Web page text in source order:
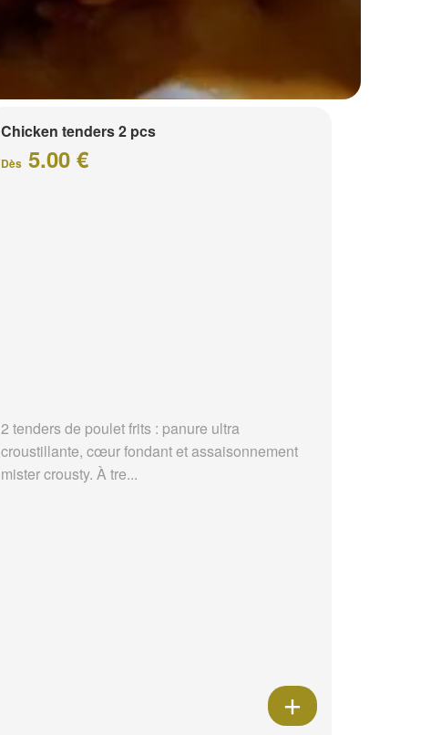
Chicken tenders 2 pcs
Dès 5.00 €
2 tenders de poulet frits : panure ultra
croustillante, cœur fondant et assaisonnement
mister crousty. À tre...